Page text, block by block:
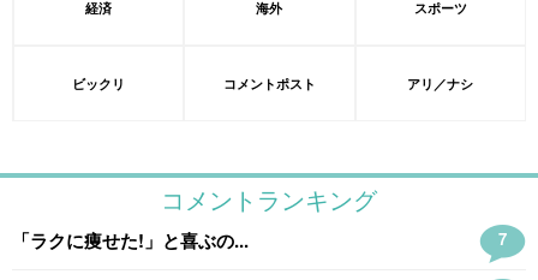
経済 海外 スポーツ
ビックリ コメントポスト アリ／ナシ